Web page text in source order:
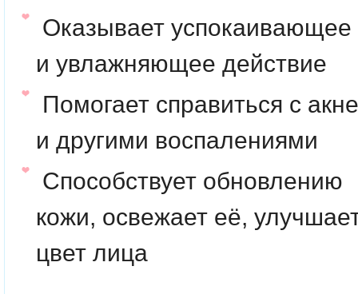
Оказывает успокаивающее
и увлажняющее действие
Помогает справиться с акне
и другими воспалениями
Способствует обновлению
кожи, освежает её,
цвет лица